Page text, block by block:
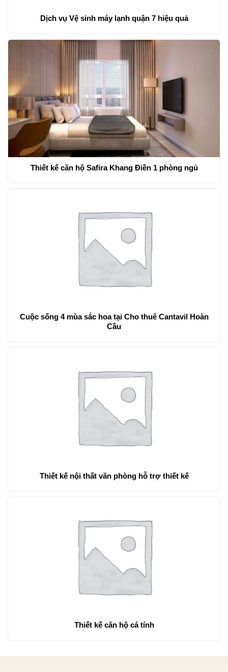
Dịch vụ Vệ sinh máy lạnh quận 7 hiệu quả
Thiết kế căn hộ Safira Khang Điền 1 phòng ngủ
Cuộc sống 4 mùa sắc hoa tại Cho thuê Cantavil Hoàn
Cầu
Thiết kế nội thất văn phòng hỗ trợ thiết kế
Thiết kế căn hộ cá tính